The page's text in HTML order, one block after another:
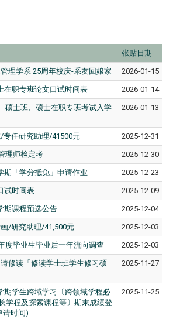
张贴日期
理学系 25周年校庆-系友回娘家 2026-01-15
在职专班论文口试时间表 2026-01-14
硕士班、硕士在职专班考试入学
2026-01-13
专任研究助理/41500元 2025-12-31
理师检定考 2025-12-30
期「学分抵免」申请作业 2025-12-23
试时间表 2025-12-09
期课程预选公告 2025-12-04
/研究助理/41,500元 2025-12-03
度毕业生毕业后一年流向调查 2025-12-03
请修读「修读学士班学生修习硕
2025-11-27
期学生跨域学习〔跨领域学程必
学程及探索课程等〕期末成绩登
请时间)
2025-11-25